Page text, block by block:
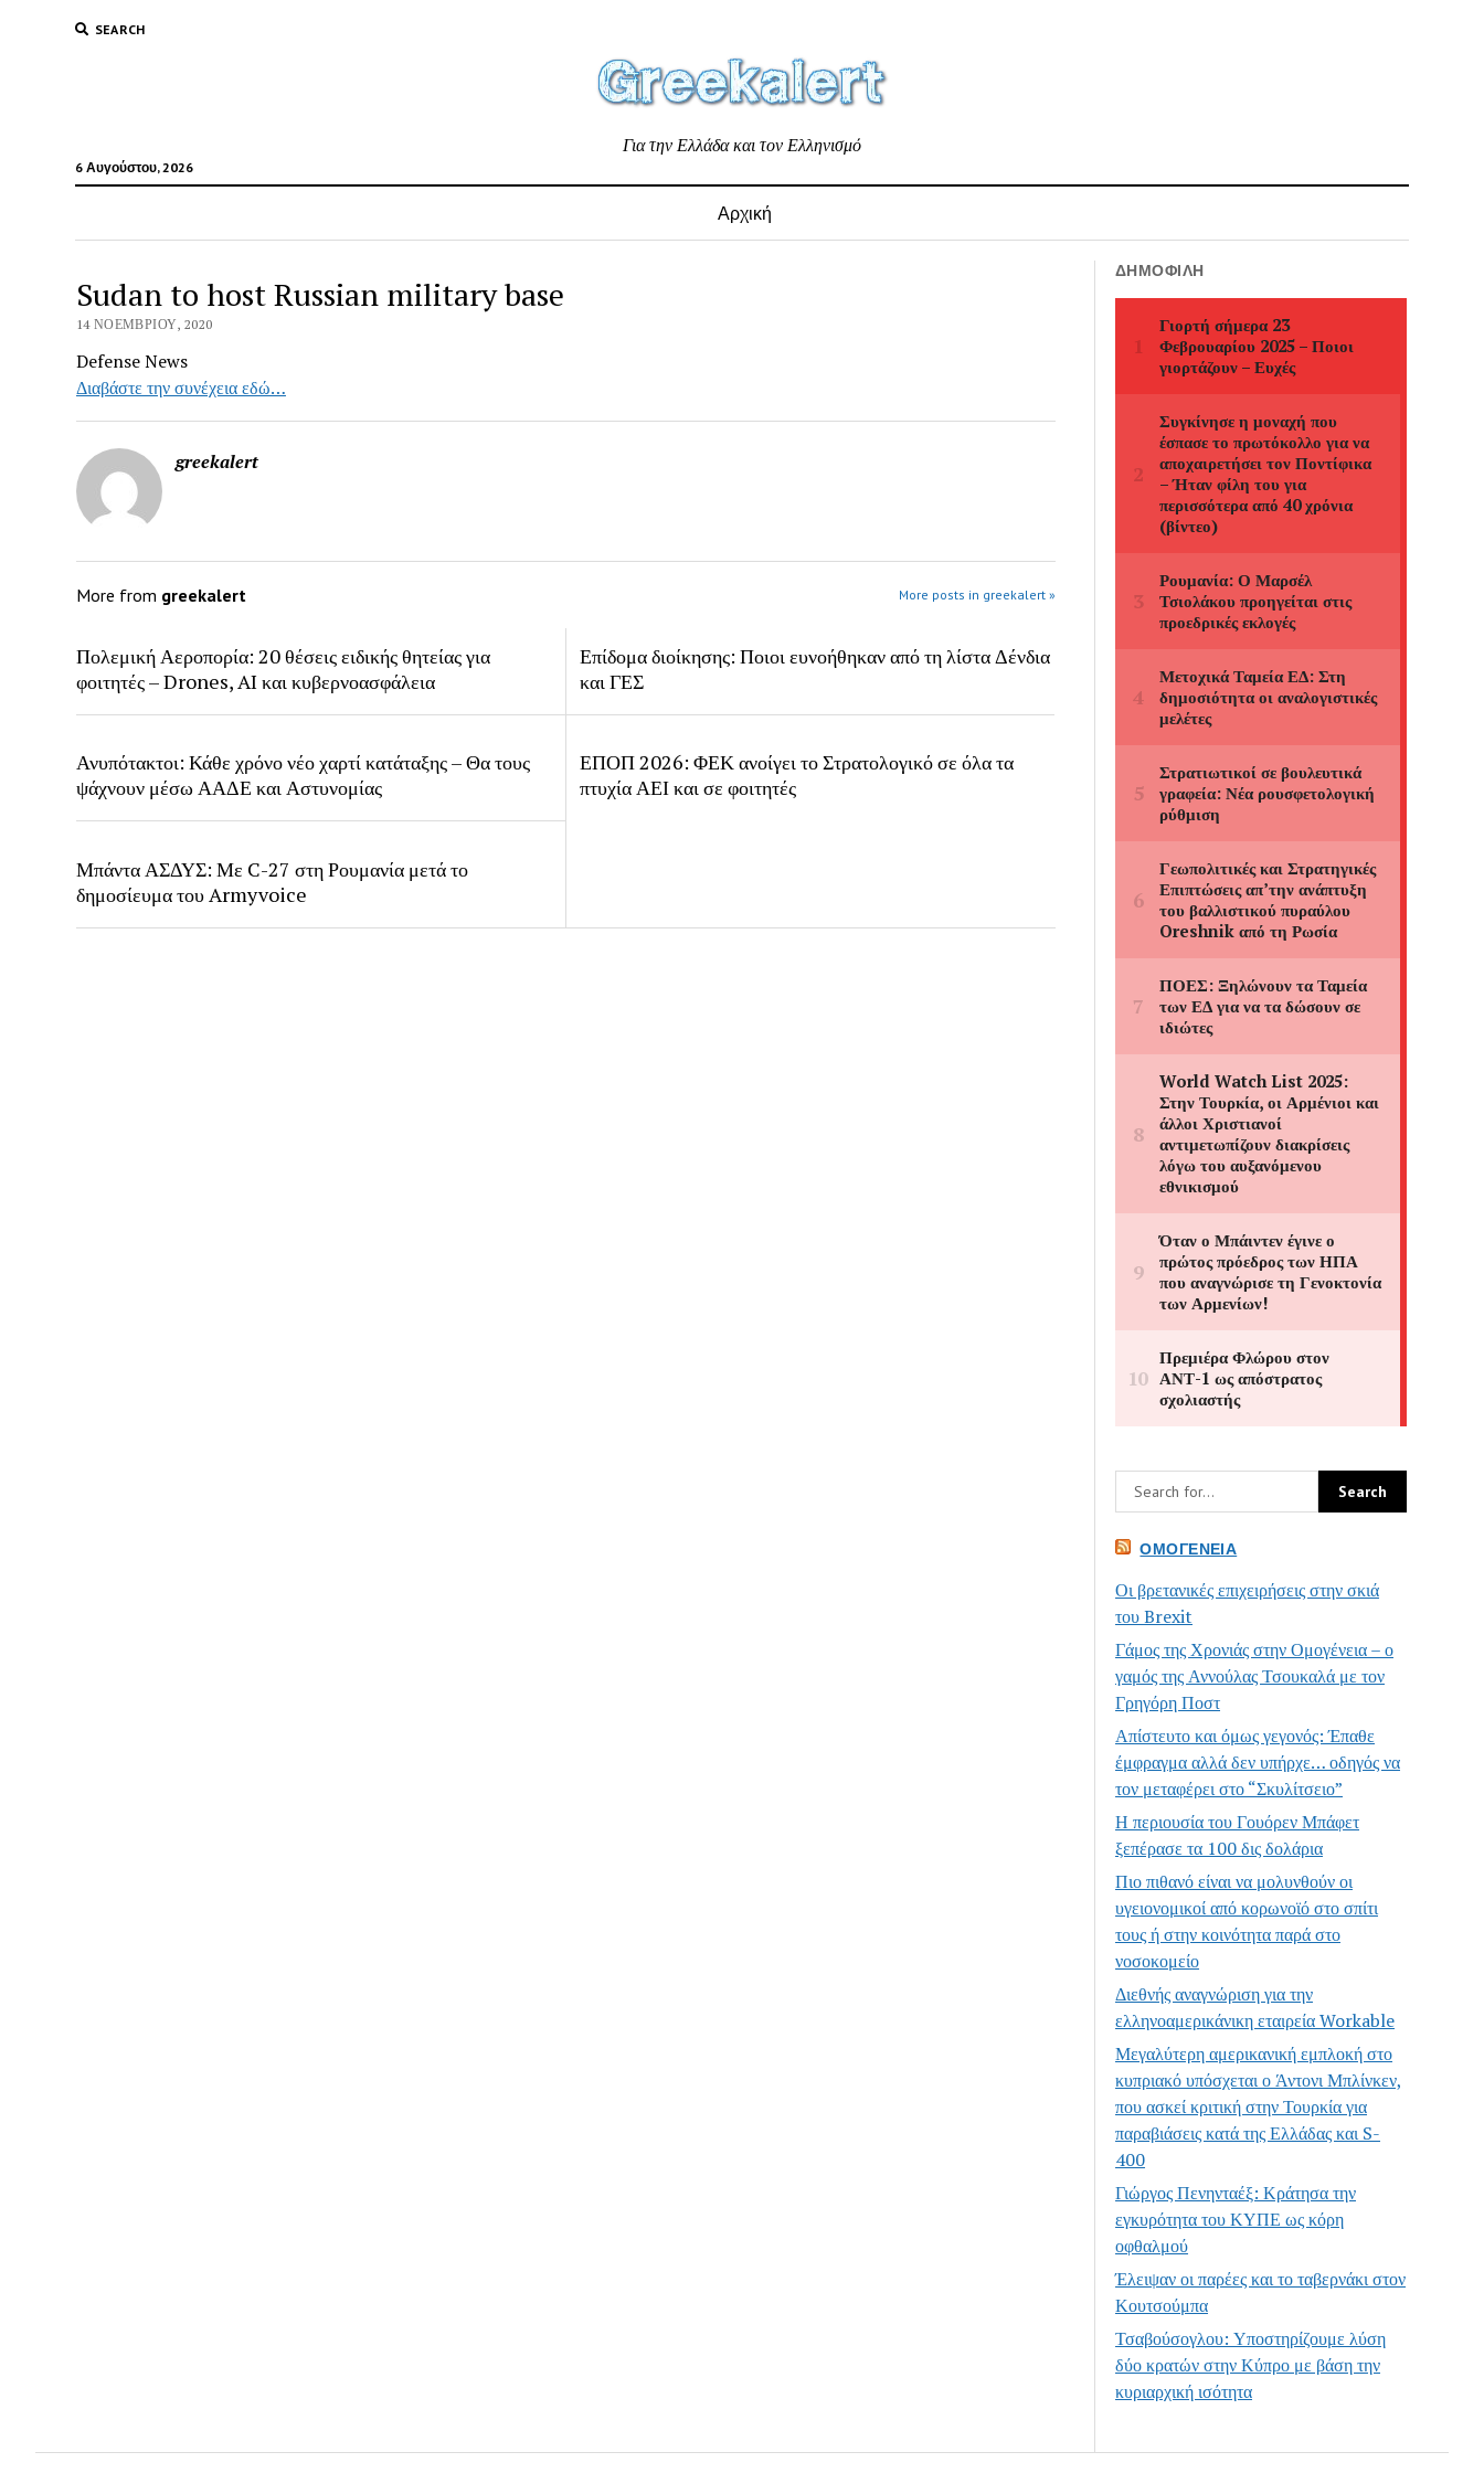
SEARCH
6 Αυγούστου, 2026
Για την Ελλάδα και τον Ελληνισμό
Αρχική
Sudan to host Russian military base
14 ΝΟΕΜΒΡΊΟΥ, 2020
Defense News
Διαβάστε την συνέχεια εδώ…
greekalert
More from greekalert More posts in greekalert »
Πολεμική Αεροπορία: 20 θέσεις ειδικής θητείας για
φοιτητές – Drones, AI και κυβερνοασφάλεια
Επίδομα διοίκησης: Ποιοι ευνοήθηκαν από τη λίστα Δένδια
και ΓΕΣ
Ανυπότακτοι: Κάθε χρόνο νέο χαρτί κατάταξης – Θα τους
ψάχνουν μέσω ΑΑΔΕ και Αστυνομίας
ΕΠΟΠ 2026: ΦΕΚ ανοίγει το Στρατολογικό σε όλα τα
πτυχία ΑΕΙ και σε φοιτητές
Μπάντα ΑΣΔΥΣ: Με C-27 στη Ρουμανία μετά το
δημοσίευμα του Armyvoice
ΔΗΜΟΦΙΛΉ
ΟΜΟΓΈΝΕΙΑ
Οι βρετανικές επιχειρήσεις στην σκιά
του Brexit
Γάμος της Χρονιάς στην Ομογένεια – ο
γαμός της Αννούλας Τσουκαλά με τον
Γρηγόρη Ποστ
Απίστευτο και όμως γεγονός: Έπαθε
έμφραγμα αλλά δεν υπήρχε… οδηγός να
τον μεταφέρει στο “Σκυλίτσειο”
Η περιουσία του Γουόρεν Μπάφετ
ξεπέρασε τα 100 δις δολάρια
Πιο πιθανό είναι να μολυνθούν οι
υγειονομικοί από κορωνοϊό στο σπίτι
τους ή στην κοινότητα παρά στο
νοσοκομείο
Διεθνής αναγνώριση για την
ελληνοαμερικάνικη εταιρεία Workable
Μεγαλύτερη αμερικανική εμπλοκή στο
κυπριακό υπόσχεται ο Άντονι Μπλίνκεν,
που ασκεί κριτική στην Τουρκία για
παραβιάσεις κατά της Ελλάδας και S-
400
Γιώργος Πενηνταέξ: Κράτησα την
εγκυρότητα του ΚΥΠΕ ως κόρη
οφθαλμού
Έλειψαν οι παρέες και το ταβερνάκι στον
Κουτσούμπα
Τσαβούσογλου: Υποστηρίζουμε λύση
δύο κρατών στην Κύπρο με βάση την
κυριαρχική ισότητα